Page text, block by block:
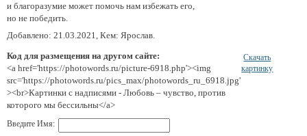
и благоразумие может помочь нам избежать его,
но не победить.
Добавлено: 21.03.2021, Кем: Ярослав.
Код для размещения на другом сайте:
<a href='https://photowords.ru/picture-6918.php'><img
src='https://photowords.ru/pics_max/photowords_ru_6918.jpg'
><br>Картинки с надписями - Любовь – чувство, против
которого мы бессильны</a>
Скачать
картинку
Введите Имя: